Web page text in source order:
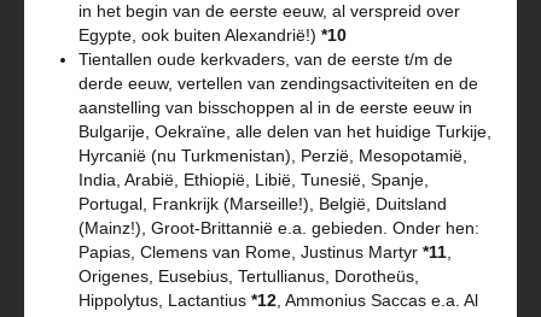
in het begin van de eerste eeuw, al verspreid over
Egypte, ook buiten Alexandrië!) *10
Tientallen oude kerkvaders, van de eerste t/m de
derde eeuw, vertellen van zendingsactiviteiten en de
aanstelling van bisschoppen al in de eerste eeuw in
Bulgarije, Oekraïne, alle delen van het huidige Turkije,
Hyrcanië (nu Turkmenistan), Perzië, Mesopotamië,
India, Arabië, Ethiopië, Libië, Tunesië, Spanje,
Portugal, Frankrijk (Marseille!), België, Duitsland
(Mainz!), Groot-Brittannië e.a. gebieden. Onder hen:
Papias, Clemens van Rome, Justinus Martyr *11
Origenes, Eusebius, Tertullianus, Dorotheüs,
Hippolytus, Lactantius *12 , Ammonius Saccas e.a. Al